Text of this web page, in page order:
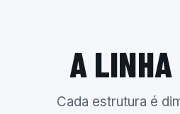
A LINHA
Cada estrutura é